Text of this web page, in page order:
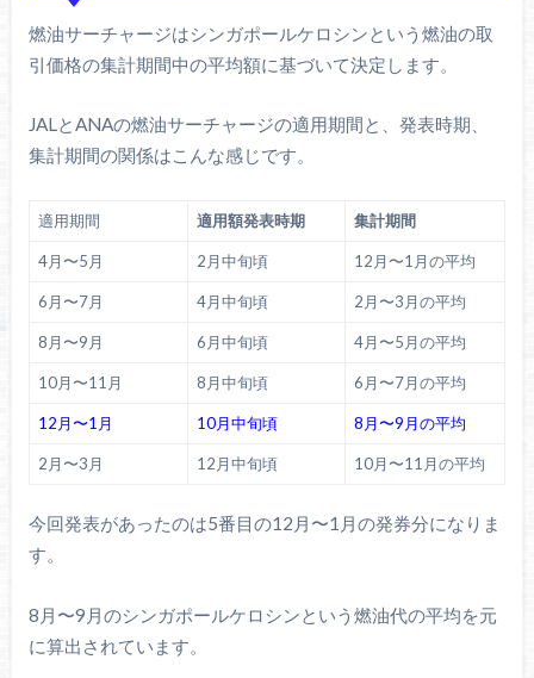
燃油サーチャージはシンガポールケロシンという燃油の取
引価格の集計期間中の平均額に基づいて決定します。
JALとANAの燃油サーチャージの適用期間と、発表時期、
集計期間の関係はこんな感じです。
適用期間 適用額発表時期 集計期間
4月〜5月 2月中旬頃 12月〜1月の平均
6月〜7月 4月中旬頃 2月〜3月の平均
8月〜9月 6月中旬頃 4月〜5月の平均
10月〜11月 8月中旬頃 6月〜7月の平均
12月〜1月 10月中旬頃 8月〜9月の平均
2月〜3月 12月中旬頃 10月〜11月の平均
今回発表があったのは5番目の12月〜1月の発券分になりま
す。
8月〜9月のシンガポールケロシンという燃油代の平均を元
に算出されています。